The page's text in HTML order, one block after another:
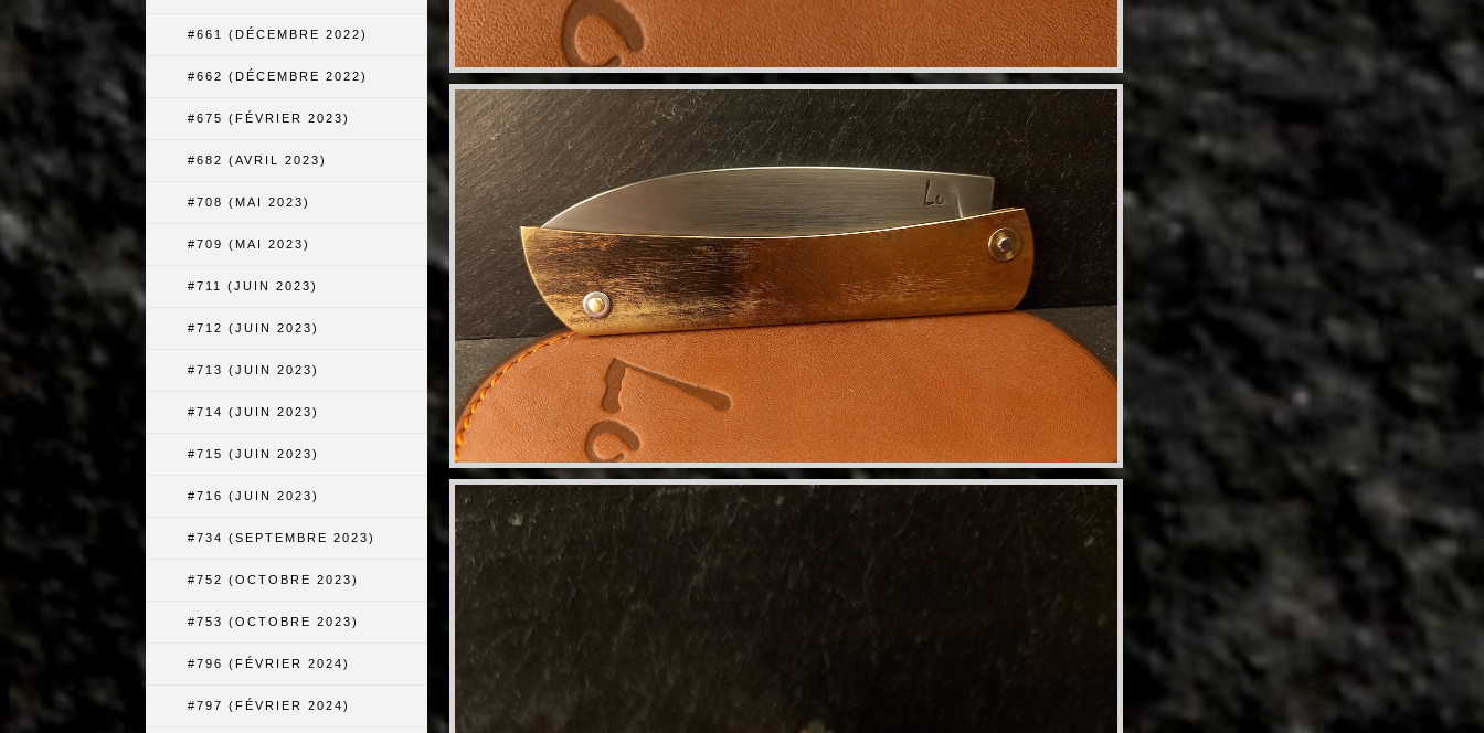
#661 (DÉCEMBRE 2022)
#662 (DÉCEMBRE 2022)
#675 (FÉVRIER 2023)
#682 (AVRIL 2023)
#708 (MAI 2023)
#709 (MAI 2023)
#711 (JUIN 2023)
#712 (JUIN 2023)
#713 (JUIN 2023)
#714 (JUIN 2023)
#715 (JUIN 2023)
#716 (JUIN 2023)
#734 (SEPTEMBRE 2023)
#752 (OCTOBRE 2023)
#753 (OCTOBRE 2023)
#796 (FÉVRIER 2024)
#797 (FÉVRIER 2024)